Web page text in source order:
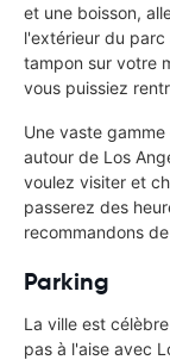
et une boisson,
l'extérieur du
tampon sur votre
vous puissiez
Une vaste
autour de Los
voulez visiter et
passerez des
recommandons
Parking
La ville est
pas à l'aise avec